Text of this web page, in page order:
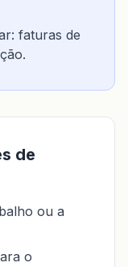
faturas de
de
ou a
o